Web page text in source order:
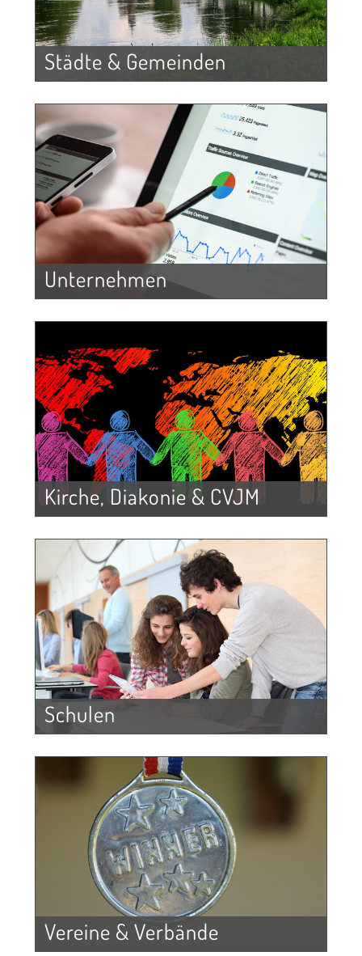
Städte & Gemeinden
Unternehmen
Kirche, Diakonie & CVJM
Schulen
Vereine & Verbände